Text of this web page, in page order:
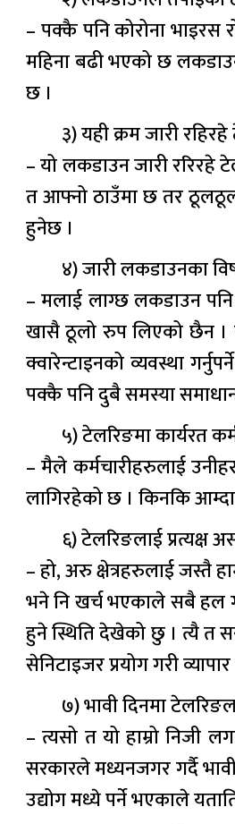
– पक्कै पनि कोरोना
महिना बढी भएको छ
छ ।
३) यही क्रम जारी
– यो लकडाउन जारी ररिरहे
त आफ्नो ठाउँमा छ तर
हुनेछ ।
४) जारी लकडाउनका
– मलाई लाग्छ लकडाउन
खासै ठूलो रुप लिएको छैन ।
क्वारेन्टाइनको व्यवस्था
पक्कै पनि दुबै समस्या
५) टेलरिङमा कार्यरत
– मैले कर्मचारीहरुलाई
लागिरहेको छ । किनकि
६) टेलरिङलाई प्रत्यक्ष
– हो, अरु क्षेत्रहरुलाई जस्तै
भने नि खर्च भएकाले सबै हल
हुने स्थिति देखेको छु । त्यै त
सेनिटाइजर प्रयोग गरी
७) भावी दिनमा
– त्यसो त यो हाम्रो निजी
सरकारले मध्यनजगर गर्दै
उद्योग मध्ये पर्ने भएकाले